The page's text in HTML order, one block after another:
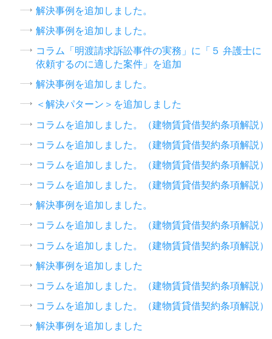
解決事例を追加しました。
解決事例を追加しました。
コラム「明渡請求訴訟事件の実務」に「５ 弁護士に
依頼するのに適した案件」を追加
解決事例を追加しました。
＜解決パターン＞を追加しました
コラムを追加しました。（建物賃貸借契約条項解説）
コラムを追加しました。（建物賃貸借契約条項解説）
コラムを追加しました。（建物賃貸借契約条項解説）
コラムを追加しました。（建物賃貸借契約条項解説）
解決事例を追加しました。
コラムを追加しました。（建物賃貸借契約条項解説）
コラムを追加しました。（建物賃貸借契約条項解説）
解決事例を追加しました
コラムを追加しました。（建物賃貸借契約条項解説）
コラムを追加しました。（建物賃貸借契約条項解説）
解決事例を追加しました